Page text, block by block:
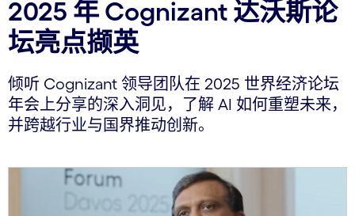
2025 年 Cognizant 达沃斯论
坛亮点撷英
倾听 Cognizant 领导团队在 2025 世界经济论坛
年会上分享的深入洞见，了解 AI 如何重塑未来，
并跨越行业与国界推动创新。